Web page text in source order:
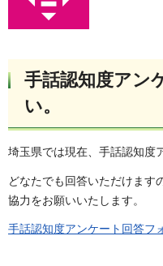
手話認知度アン
い。
埼玉県では現在、手話認知度
どなたでも回答いただけます
協力をお願いいたします。
手話認知度アンケート回答フ